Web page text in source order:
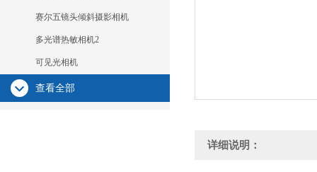
赛尔五镜头倾斜摄影相机
多光谱热敏相机2
可见光相机
查看全部
详细说明：